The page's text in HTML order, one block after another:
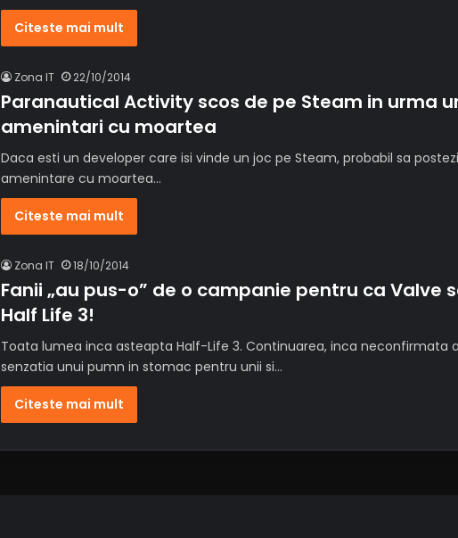
Citeste mai mult
Zona IT 22/10/2014
Paranautical Activity scos de pe Steam in urma
amenintari cu moartea
Daca esti un developer care isi vinde un joc pe Steam, probabil sa
amenintare cu moartea…
Citeste mai mult
Zona IT 18/10/2014
Fanii „au pus-o” de o campanie pentru ca Valve
Half Life 3!
Toata lumea inca asteapta Half-Life 3. Continuarea, inca neconfirmata
senzatia unui pumn in stomac pentru unii si…
Citeste mai mult